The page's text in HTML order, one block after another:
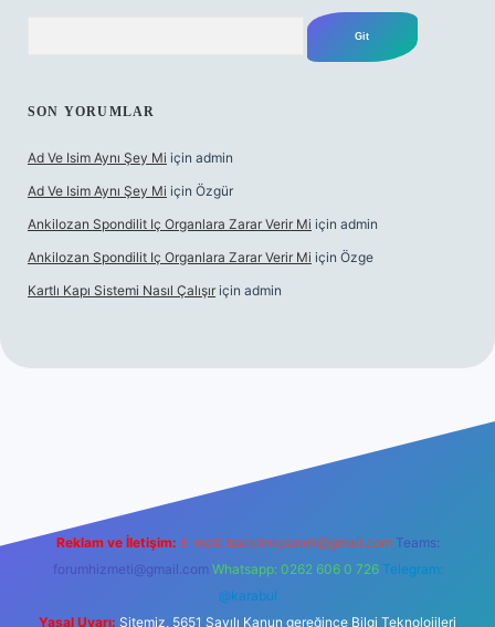
SON YORUMLAR
Ad Ve Isim Aynı Şey Mi için admin
Ad Ve Isim Aynı Şey Mi için Özgür
Ankilozan Spondilit Iç Organlara Zarar Verir Mi için admin
Ankilozan Spondilit Iç Organlara Zarar Verir Mi için Özge
Kartlı Kapı Sistemi Nasıl Çalışır için admin
Reklam ve İletişim: E-mail: backlinkpaneli@gmail.com Teams:
forumhizmeti@gmail.com Whatsapp: 0262 606 0 726 Telegram:
@karabul
Yasal Uyarı: Sitemiz, 5651 Sayılı Kanun gereğince Bilgi Teknolojileri